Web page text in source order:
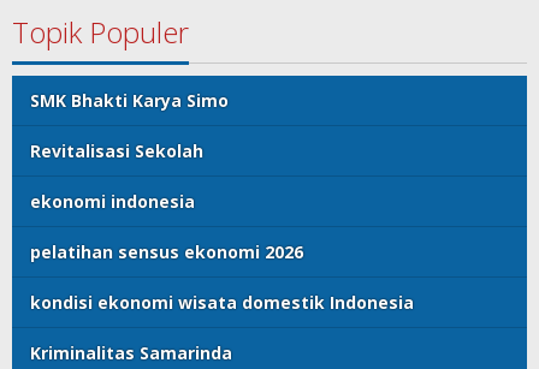
Topik Populer
SMK Bhakti Karya Simo
Revitalisasi Sekolah
ekonomi indonesia
pelatihan sensus ekonomi 2026
kondisi ekonomi wisata domestik Indonesia
Kriminalitas Samarinda